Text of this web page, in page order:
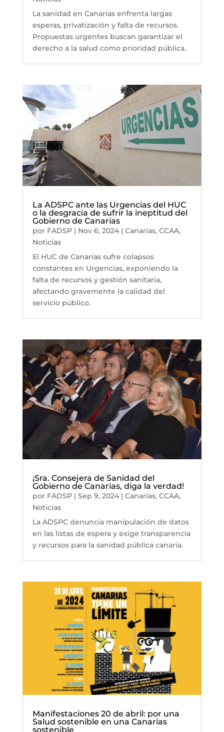
La sanidad en Canarias enfrenta largas
esperas, privatización y falta de recursos.
Propuestas urgentes buscan garantizar el
derecho a la salud como prioridad pública.
La ADSPC ante las Urgencias del HUC
o la desgracia de sufrir la ineptitud del
Gobierno de Canarias
por FADSP| Nov 6, 2024| Canarias, CCAA,
Noticias
El HUC de Canarias sufre colapsos
constantes en Urgencias, exponiendo la
falta de recursos y gestión sanitaria,
afectando gravemente la calidad del
servicio público.
¡Sra. Consejera de Sanidad del
Gobierno de Canarias, diga la verdad!
por FADSP| Sep 9, 2024| Canarias, CCAA,
Noticias
La ADSPC denuncia manipulación de datos
en las listas de espera y exige transparencia
y recursos para la sanidad pública canaria.
Manifestaciones 20 de abril: por una
Salud sostenible en una Canarias
sostenible